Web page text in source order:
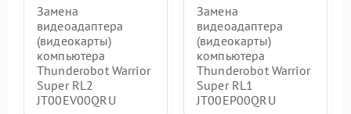
Замена
видеоадаптера
(видеокарты)
компьютера
Thunderobot Warrior
Super RL2
JT00EV00QRU
Замена
видеоадаптера
(видеокарты)
компьютера
Thunderobot Warrior
Super RL1
JT00EP00QRU